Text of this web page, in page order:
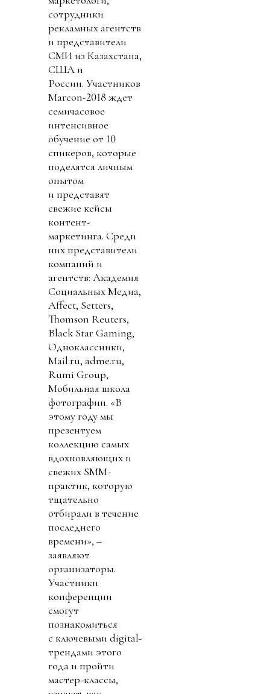
сотрудники
рекламных агентств
и представители
СМИ из Казахстана,
США и
России. Участников
Marcon-2018 ждет
семичасовое
интенсивное
обучение от 10
спикеров, которые
поделятся личным
опытом
и представят
свежие кейсы
контент-
маркетинга. Среди
них представители
компаний и
агентств: Академия
Социальных Медиа,
Affect, Setters,
Thomson Reuters,
Black Star Gaming,
Oдноклассники,
Mail.ru, adme.ru,
Rumi Group,
Мобильная школа
фотографии. «В
этому году мы
презентуем
коллекцию самых
вдохновляющих и
свежих SMM-
практик, которую
тщательно
отбирали в течение
последнего
времени», –
заявляют
организаторы.
Участники
конференции
смогут
познакомиться
с ключевыми digital-
трендами этого
года и пройти
мастер-классы,